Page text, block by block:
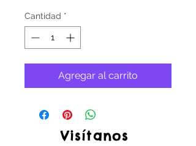
Cantidad *
Agregar al carrito
Visítanos